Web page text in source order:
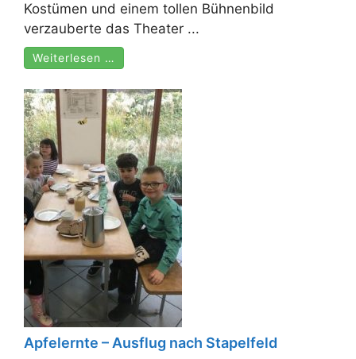
Kostümen und einem tollen Bühnenbild
verzauberte das Theater ...
Weiterlesen …
Apfelernte – Ausflug nach Stapelfeld